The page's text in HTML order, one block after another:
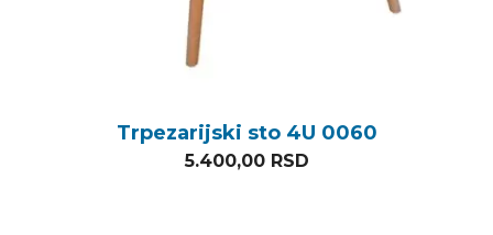
Trpezarijski sto 4U 0060
5.400,00 RSD